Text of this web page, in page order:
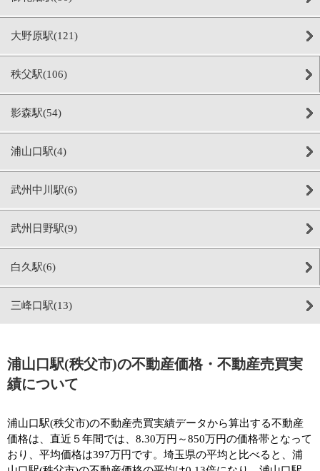
大野原駅(121)
秩父駅(106)
影森駅(54)
浦山口駅(4)
武州中川駅(6)
武州日野駅(9)
白久駅(6)
三峰口駅(13)
浦山口駅(秩父市)の不動産価格・不動産売買実
績について
浦山口駅(秩父市)の不動産売買実績データから算出する不動産
価格は、直近５年間では、8.30万円～850万円の価格帯となって
おり、平均価格は397万円です。埼玉県の平均と比べると、浦